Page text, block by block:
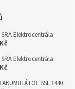
SRA Elektrocentrála
SRA Elektrocentrála
AKUMULÁTOE BSL 1440